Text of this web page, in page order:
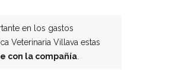
en los gastos
Veterinaria Villava estas
con la compañía